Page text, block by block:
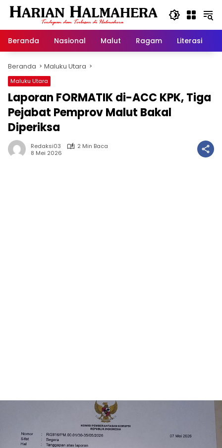
Langsung
Beranda
Nasional Malut Ragam Literasi
Beranda Maluku Utara
Maluku Utara
Laporan FORMATIK di-ACC KPK, Tiga
Pejabat Pemprov Malut Bakal
Diperiksa
Redaksi03
2 Min Baca
8 Mei 2026